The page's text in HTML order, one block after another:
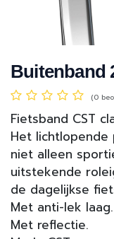
Buitenband
(0
Fietsband CST
Het
niet alleen
uitstekende
de dagelijkse
Met anti-lek laag.
Met reflectie.